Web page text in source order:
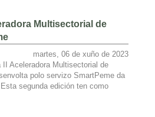
Multisectorial de
martes, 06 de xuño de 2023
Aceleradora Multisectorial de
polo servizo SmartPeme da
segunda edición ten como